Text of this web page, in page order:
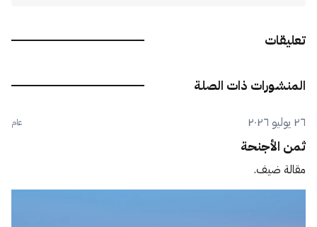
تعليقات
المنشورات ذات الصلة
٢٦ يوليو ٢٠٢٦ عام
ثمن الأجنحة
مقالة ضيف.